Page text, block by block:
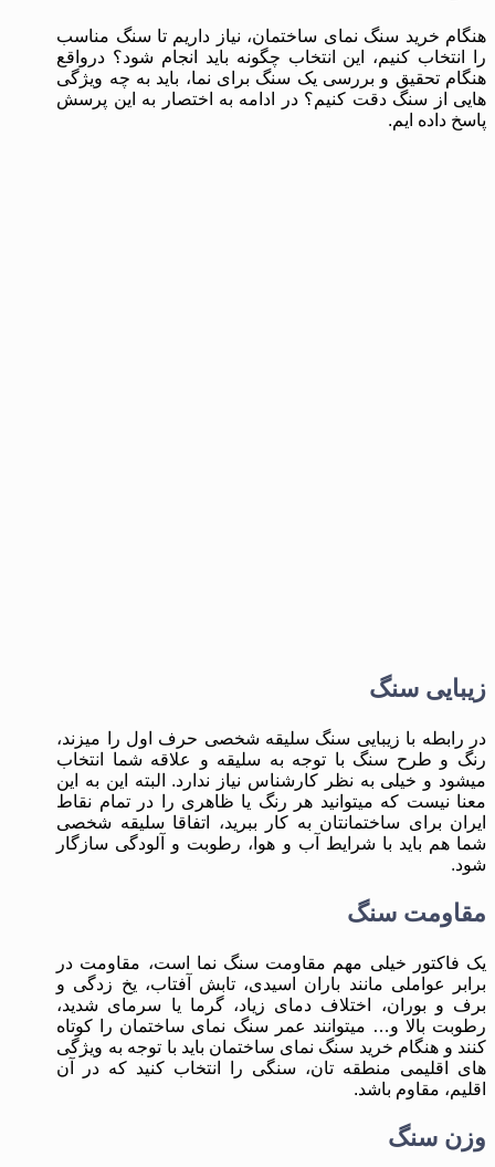
هنگام خرید سنگ نمای ساختمان، نیاز داریم تا سنگ مناسب
را انتخاب کنیم، این انتخاب چگونه باید انجام شود؟ درواقع
هنگام تحقیق و بررسی یک سنگ برای نما، باید به چه ویژگی
هایی از سنگ دقت کنیم؟ در ادامه به اختصار به این پرسش
پاسخ داده ایم.
زیبایی سنگ
در رابطه با زیبایی سنگ سلیقه شخصی حرف اول را میزند،
رنگ و طرح سنگ با توجه به سلیقه و علاقه شما انتخاب
میشود و خیلی به نظر کارشناس نیاز ندارد. البته این به این
معنا نیست که میتوانید هر رنگ یا ظاهری را در تمام نقاط
ایران برای ساختمانتان به کار ببرید، اتفاقا سلیقه شخصی
شما هم باید با شرایط آب و هوا، رطوبت و آلودگی سازگار
شود.
مقاومت سنگ
یک فاکتور خیلی مهم مقاومت سنگ نما است، مقاومت در
برابر عواملی مانند باران اسیدی، تابش آفتاب، یخ زدگی و
برف و بوران، اختلاف دمای زیاد، گرما یا سرمای شدید،
رطوبت بالا و… میتوانند عمر سنگ نمای ساختمان را کوتاه
کنند و هنگام خرید سنگ نمای ساختمان باید با توجه به ویژگی
های اقلیمی منطقه تان، سنگی را انتخاب کنید که در آن
اقلیم، مقاوم باشد.
وزن سنگ